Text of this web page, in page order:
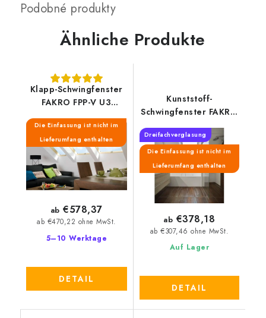
Ähnliche Produkte
Klapp-Schwingfenster
FAKRO FPP-V U3
preSelect MAX
Die Einfassung ist nicht im
Lieferumfang enthalten
5–10 Werktage
ab €470,22 ohne MwSt.
ab €578,37
DETAIL
Kunststoff-
Schwingfenster FAKRO
PTP-V U4
Dreifachverglasung
Die Einfassung ist nicht im
Lieferumfang enthalten
Auf Lager
ab €307,46 ohne MwSt.
ab €378,18
DETAIL